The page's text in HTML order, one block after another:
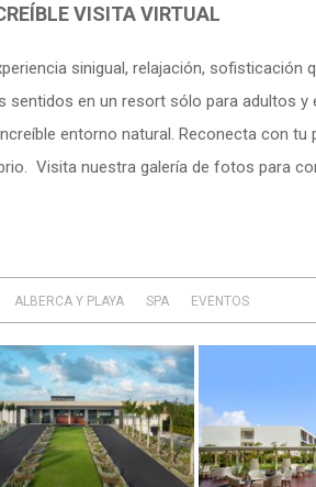
VISITA VIRTUAL
sinigual, relajación,
sentidos en un resort sólo para adultos
entorno natural. Reconecta con
Visita nuestra galería de fotos para
43 ITEMS
SELECCIONADO
ALBERCA Y PLAYA 12 ITEMS
SELECCIONADO
SPA 7 ITEMS
SELECCIONADO
EVENTOS